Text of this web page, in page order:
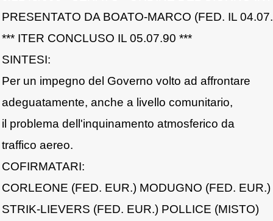
PRESENTATO DA BOATO-MARCO (FED. IL
*** ITER CONCLUSO IL 05.07.90 ***
SINTESI:
Per un impegno del Governo volto ad affrontare
adeguatamente, anche a livello comunitario,
il problema dell'inquinamento atmosferico da
traffico aereo.
COFIRMATARI:
CORLEONE (FED. EUR.) MODUGNO (FED. EUR.)
STRIK-LIEVERS (FED. EUR.) POLLICE (MISTO)